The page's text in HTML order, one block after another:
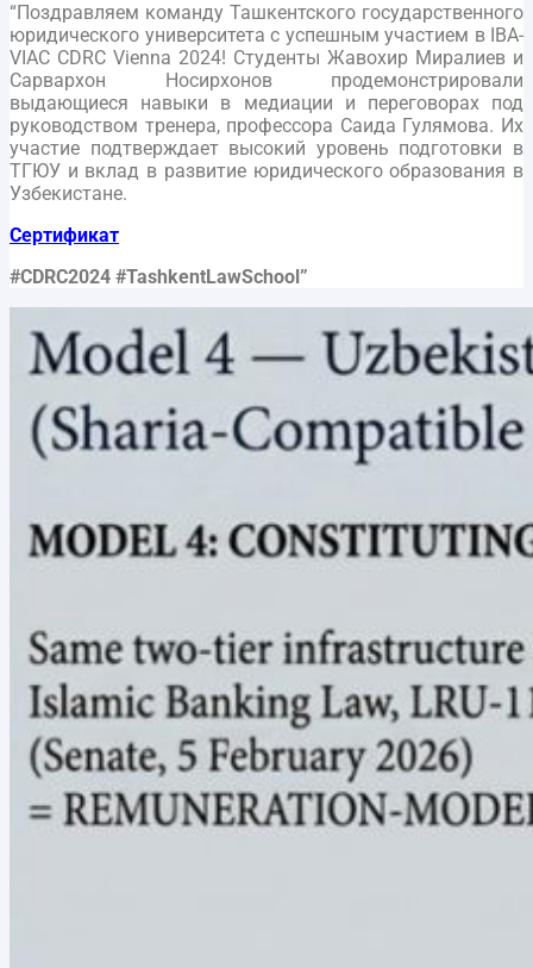
“Поздравляем команду Ташкентского государственного
юридического университета с успешным участием в IBA-
VIAC CDRC Vienna 2024! Студенты Жавохир Миралиев и
Сарвархон Носирхонов продемонстрировали
выдающиеся навыки в медиации и переговорах под
руководством тренера, профессора Саида Гулямова. Их
участие подтверждает высокий уровень подготовки в
ТГЮУ и вклад в развитие юридического образования в
Узбекистане.
Сертификат
#CDRC2024 #TashkentLawSchool”